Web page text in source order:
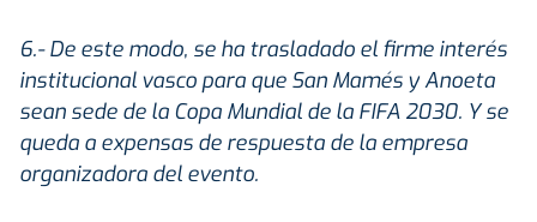
6.- De este modo, se ha trasladado el firme interés
institucional vasco para que San Mamés y Anoeta
sean sede de la Copa Mundial de la FIFA 2030. Y se
queda a expensas de respuesta de la empresa
organizadora del evento.